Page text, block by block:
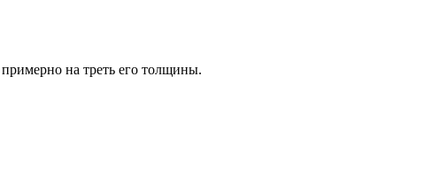
на треть его толщины.